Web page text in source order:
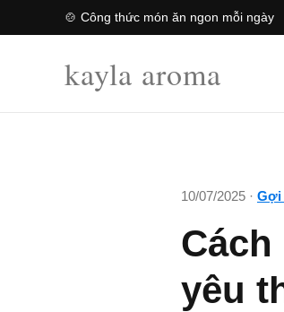
🍲 Công thức món ăn ngon mỗi ngày
kayla aroma
10/07/2025 · Gợi
yêu